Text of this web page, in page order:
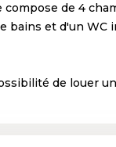
de 4
bains et d'un
de louer